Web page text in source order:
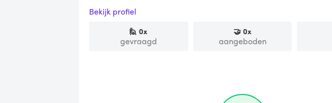
Bekijk profiel
🙋0x
gevraagd
🤝0x
aangeboden